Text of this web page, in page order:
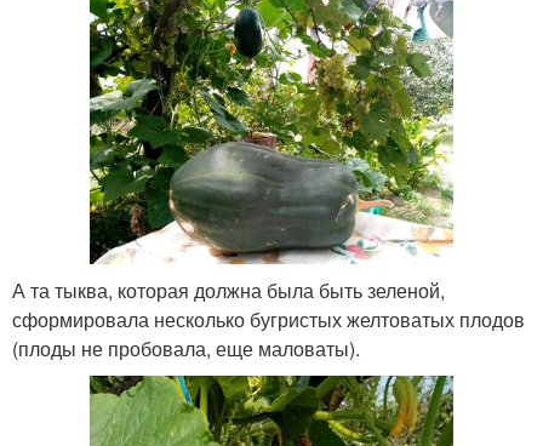
А та тыква, которая должна была быть зеленой,
сформировала несколько бугристых желтоватых плодов
(плоды не пробовала, еще маловаты).